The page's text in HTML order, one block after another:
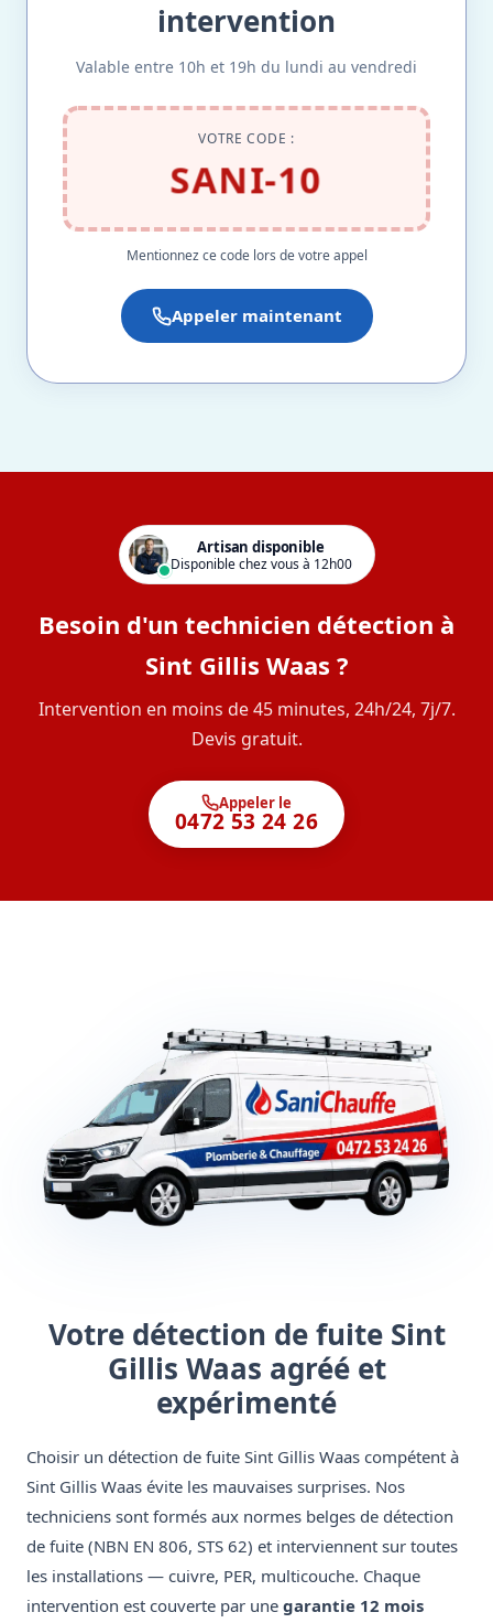
intervention
Valable entre 10h et 19h du lundi au vendredi
VOTRE CODE :
SANI-10
Mentionnez ce code lors de votre appel
Appeler maintenant
Artisan disponible
Disponible chez vous à 12h00
Besoin d'un technicien détection à
Sint Gillis Waas ?
Intervention en moins de 45 minutes, 24h/24, 7j/7.
Devis gratuit.
Appeler le
0472 53 24 26
Votre détection de fuite Sint
Gillis Waas agréé et
expérimenté
Choisir un détection de fuite Sint Gillis Waas compétent à
Sint Gillis Waas évite les mauvaises surprises. Nos
techniciens sont formés aux normes belges de détection
de fuite (NBN EN 806, STS 62) et interviennent sur toutes
les installations — cuivre, PER, multicouche. Chaque
intervention est couverte par une garantie 12 mois